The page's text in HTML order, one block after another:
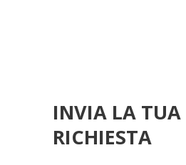
INVIA LA TUA
RICHIESTA